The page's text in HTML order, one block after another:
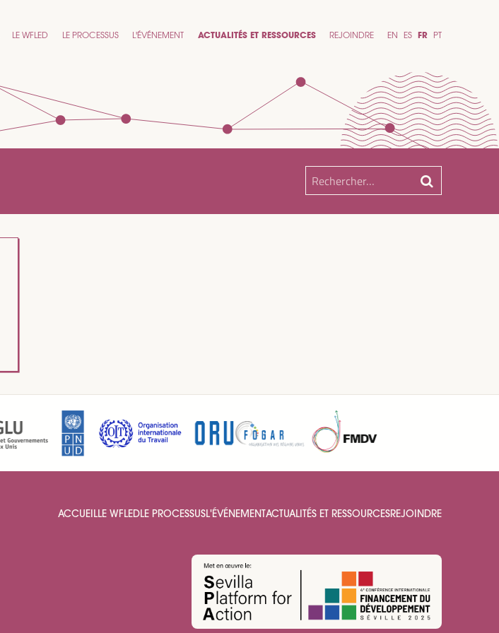
LE WFLED LE PROCESSUS L'ÉVÉNEMENT ACTUALITÉS ET RESSOURCES REJOINDRE EN ES FR PT
Rechercher :
ACCUEILLE WFLEDLE PROCESSUSL'ÉVÉNEMENTACTUALITÉS ET RESSOURCESREJOINDRE